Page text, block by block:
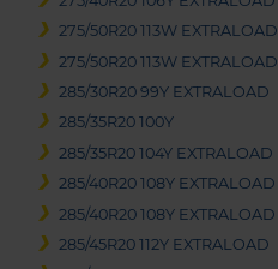
275/50R20 113W EXTRALOAD
275/50R20 113W EXTRALOAD
285/30R20 99Y EXTRALOAD
285/35R20 100Y
285/35R20 104Y EXTRALOAD
285/40R20 108Y EXTRALOAD
285/40R20 108Y EXTRALOAD
285/45R20 112Y EXTRALOAD